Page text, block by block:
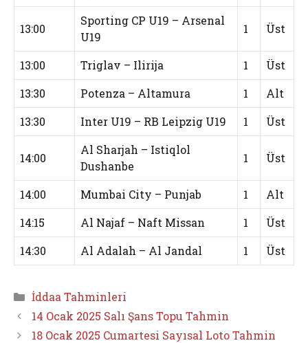
13:00
Sporting CP U19 – Arsenal
U19
1 Üst
13:00 Triglav – Ilirija 1
Üst
13:30
Potenza – Altamura 1
Alt
13:30
Inter U19 – RB Leipzig U19 1 Üst
14:00
Al Sharjah – Istiqlol
Dushanbe
1 Üst
14:00 Mumbai City – Punjab 1
Alt
14:15
Al Najaf – Naft Missan 1
Üst
14:30
Al Adalah – Al Jandal 1 Üst
Kategoriler
İddaa Tahminleri
14 Ocak 2025 Salı Şans Topu Tahmin
18 Ocak 2025 Cumartesi Sayısal Loto Tahmin